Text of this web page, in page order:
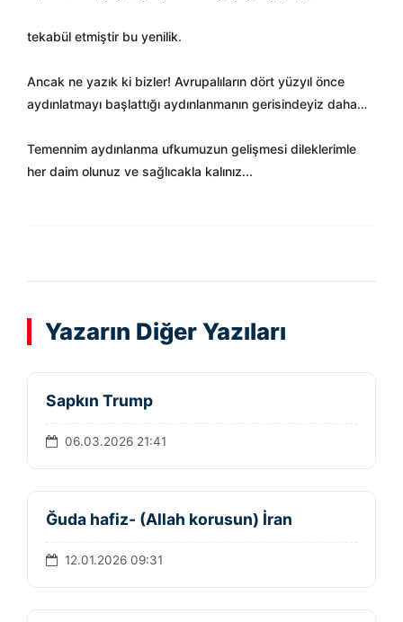
tekabül etmiştir bu yenilik.
Ancak ne yazık ki bizler! Avrupalıların dört yüzyıl önce
aydınlatmayı başlattığı aydınlanmanın gerisindeyiz daha…
Temennim aydınlanma ufkumuzun gelişmesi dileklerimle
her daim olunuz ve sağlıcakla kalınız...
Yazarın Diğer Yazıları
Sapkın Trump
06.03.2026 21:41
Ğuda hafiz- (Allah korusun) İran
12.01.2026 09:31